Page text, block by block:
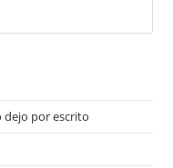
dejo por escrito